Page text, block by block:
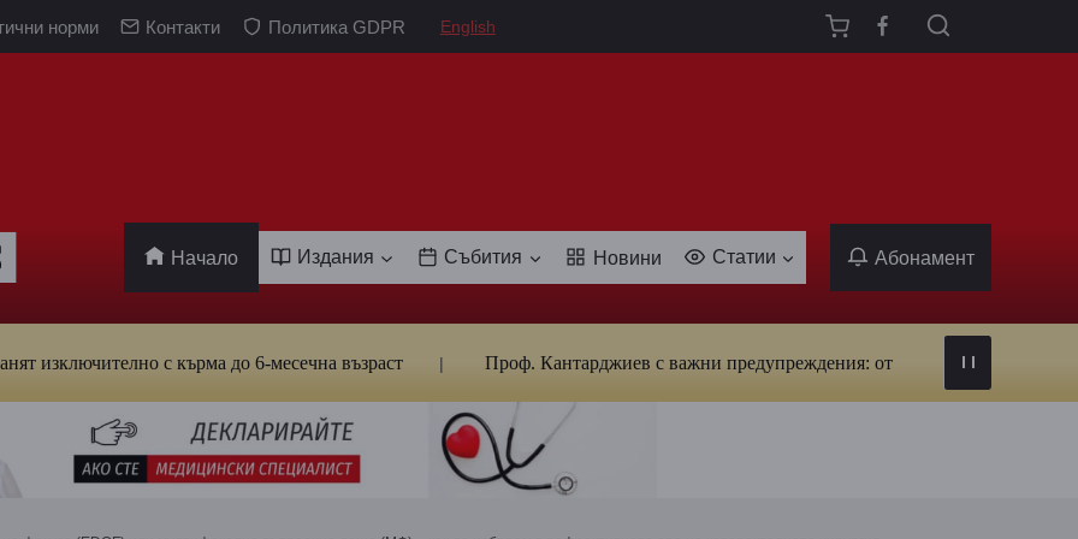
норми Контакти Политика GDPR English
Начало Издания Събития Новини Статии Абонамент
с кърма до 6-месечна възраст Проф. Кантарджиев с важни предупреждения: от вируси и ухапвания от